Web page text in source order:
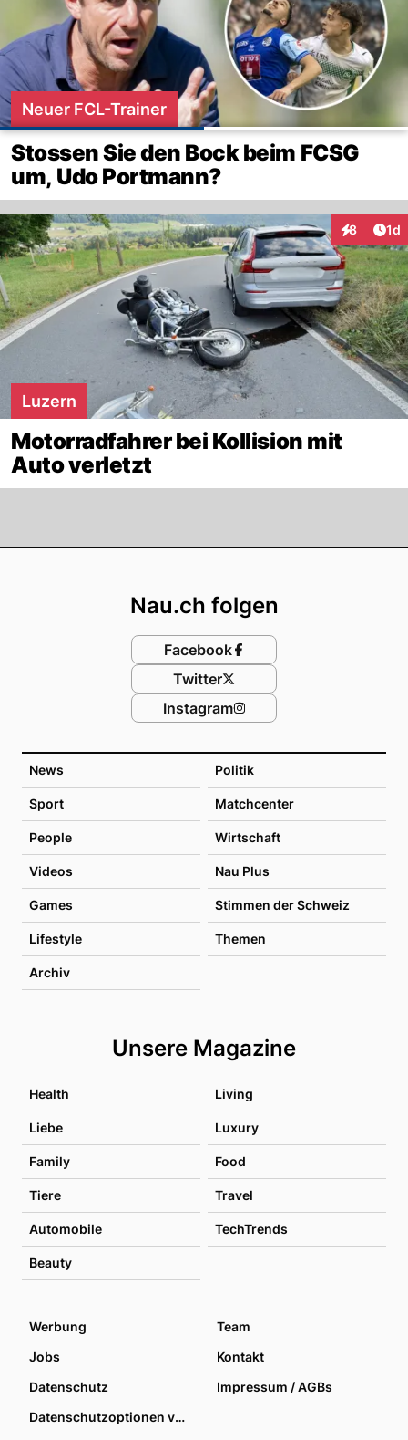
Neuer FCL-Trainer
Stossen Sie den Bock beim FCSG
um, Udo Portmann?
8 1d
Luzern
Motorradfahrer bei Kollision mit
Auto verletzt
News Politik
Sport Matchcenter
People Wirtschaft
Videos Nau Plus
Games Stimmen der Schweiz
Lifestyle Themen
Archiv
Unsere Magazine
Health Living
Liebe Luxury
Family Food
Tiere Travel
Automobile TechTrends
Beauty
Nau.ch folgen
Facebook
Twitter
Instagram
Werbung
Team
Jobs
Kontakt
Datenschutz
Impressum / AGBs
Datenschutzoptionen verwalten